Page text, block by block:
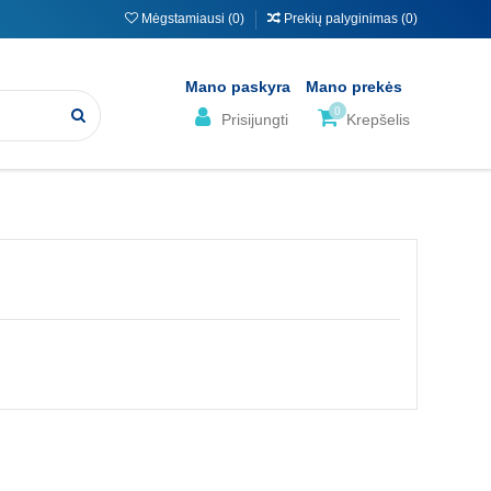
Mėgstamiausi (0) Prekių palyginimas (0)
Mano paskyra
Prisijungti
Mano prekės
0Krepšelis